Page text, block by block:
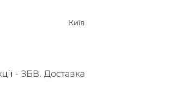
Київ
- ЗБВ. Доставка